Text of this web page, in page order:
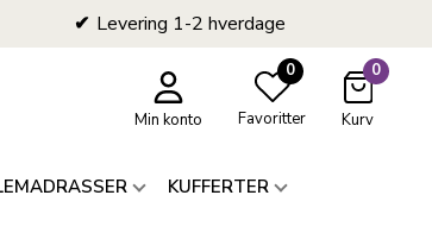
Levering 1-2 hverdage
Min konto
0
Favoritter
0
Kurv
KUFFERTER